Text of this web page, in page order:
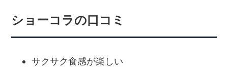
ショーコラの口コミ
サクサク食感が楽しい